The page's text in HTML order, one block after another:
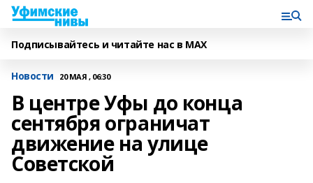
Подписывайтесь и читайте нас в MAX
Новости 20 МАЯ , 06:30
В центре Уфы до конца
сентября ограничат
движение на улице
Советской